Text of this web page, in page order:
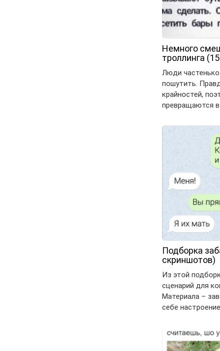
Немного
троллинга
Люди
пошутить.
крайностей,
превращаются
Подборка
скриншотов)
Из этой
сценарий для
Материала –
себе